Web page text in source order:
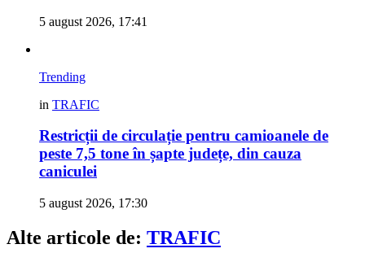
5 august 2026, 17:41
Trending
in TRAFIC
Restricții de circulație pentru camioanele de
peste 7,5 tone în șapte județe, din cauza
caniculei
5 august 2026, 17:30
Alte articole de: TRAFIC